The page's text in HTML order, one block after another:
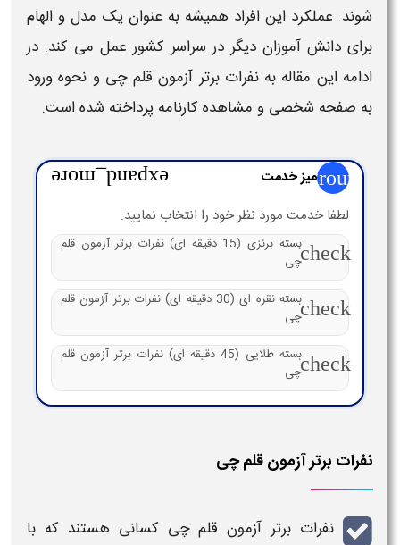
شوند. عملکرد این افراد همیشه به عنوان یک مدل و الهام
برای دانش‌ آموزان دیگر در سراسر کشور عمل می‌ کند. در
ادامه این مقاله بهنفرات برتر آزمون قلم چی و نحوه ورود
به صفحه شخصی و مشاهده کارنامه پرداخته شده است.
groupمیز خدمت expand_more
لطفا خدمت مورد نظر خود را انتخاب نمایید:
check
بسته برنزی (15 دقیقه ای) نفرات برتر آزمون قلم
چی
check
بسته نقره ای (30 دقیقه ای) نفرات برتر آزمون قلم
چی
check
بسته طلایی (45 دقیقه ای) نفرات برتر آزمون قلم
چی
نفرات برتر آزمون قلم چی
نفرات برتر آزمون قلم چی کسانی هستند که با